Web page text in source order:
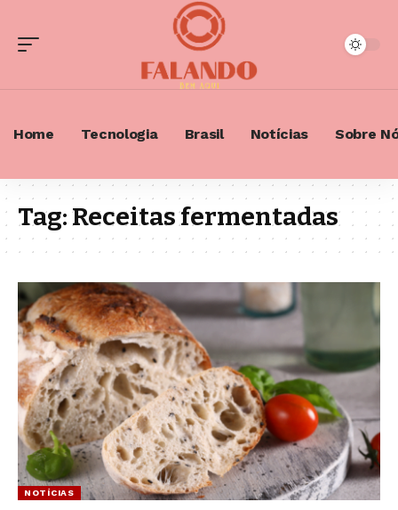
Home Tecnologia Brasil Notícias Sobre
Tag:Receitas fermentadas
NOTÍCIAS